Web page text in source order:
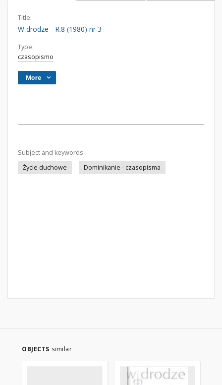
Title:
W drodze - R.8 (1980) nr 3
Type:
czasopismo
More
Subject and keywords:
Życie duchowe
Dominikanie - czasopisma
OBJECTS similar